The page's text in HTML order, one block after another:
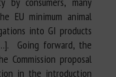
EU minimum animal
into GI products
Going forward, the
Commission proposal
in the introduction